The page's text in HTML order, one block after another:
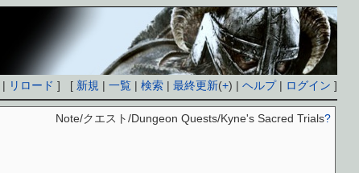
| リロード ] [ 新規 |一覧 |検索 |最終更新(+) |ヘルプ| ログイン ]
Note/クエスト/Dungeon Quests/Kyne's Sacred Trials?